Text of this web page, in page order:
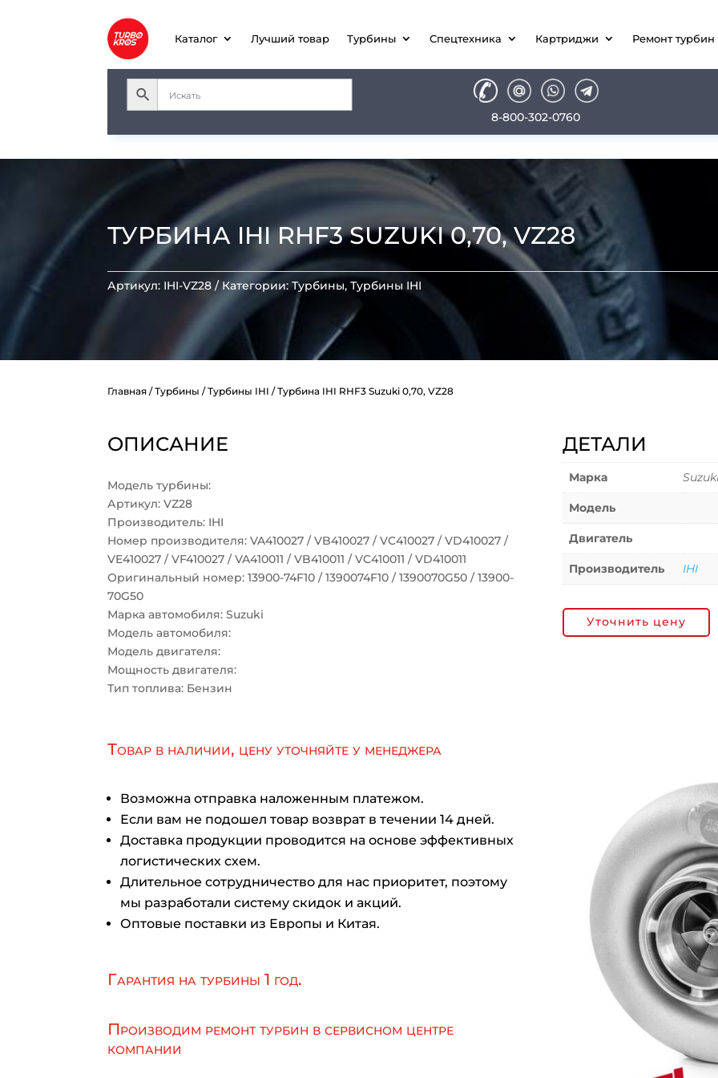
Каталог Лучший товар Турбины Спецтехника Картриджи Ремонт турбин
8-800-302-0760
ТУРБИНА IHI RHF3 SUZUKI 0,70, VZ28
Артикул: IHI-VZ28 Категории:Турбины,Турбины IHI
Главная /Турбины /Турбины IHI / Турбина IHI RHF3 Suzuki 0,70, VZ28
ОПИСАНИЕ
Модель турбины:
Артикул: VZ28
Производитель: IHI
Номер производителя: VA410027 / VB410027 / VC410027 / VD410027 /
VE410027 / VF410027 / VA410011 / VB410011 / VC410011 / VD410011
Оригинальный номер: 13900-74F10 / 1390074F10 / 1390070G50 / 13900-
70G50
Марка автомобиля: Suzuki
Модель автомобиля:
Модель двигателя:
Мощность двигателя:
Тип топлива: Бензин
ДЕТАЛИ
Марка
Модель
Двигатель
Производитель IHI
Уточнить цену
Товар в наличии, цену уточняйте у менеджера
Возможна отправка наложенным платежом.
Если вам не подошел товар возврат в течении 14 дней.
Доставка продукции проводится на основе эффективных
логистических схем.
Длительное сотрудничество для нас приоритет, поэтому
мы разработали систему скидок и акций.
Оптовые поставки из Европы и Китая.
Гарантия на турбины 1 год.
Производим ремонт турбин в сервисном центре
компании